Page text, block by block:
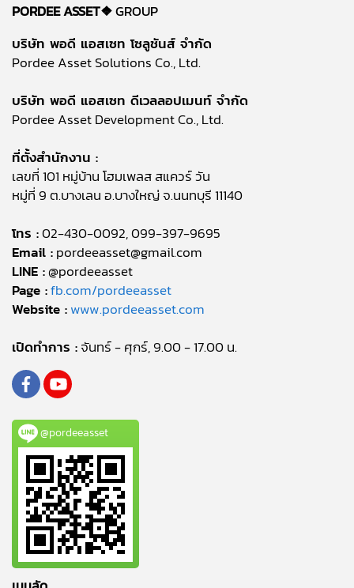
PORDEE ASSET❖GROUP
บริษัท พอดี แอสเซท โซลูชันส์ จำกัด
Pordee Asset Solutions Co., Ltd.
บริษัท พอดี แอสเซท ดีเวลลอปเมนท์ จำกัด
Pordee Asset Development Co., Ltd.
ที่ตั้งสำนักงาน :
เลขที่ 101 หมู่บ้าน โฮมเพลส สแควร์ วัน
หมู่ที่ 9 ต.บางเลน อ.บางใหญ่ จ.นนทบุรี 11140
โทร :02-430-0092, 099-397-9695
Email :pordeeasset@gmail.com
LINE :@pordeeasset
Page :fb.com/pordeeasset
Website :www.pordeeasset.com
เปิดทำการ :จันทร์ - ศุกร์, 9.00 - 17.00 น.
@pordeeasset